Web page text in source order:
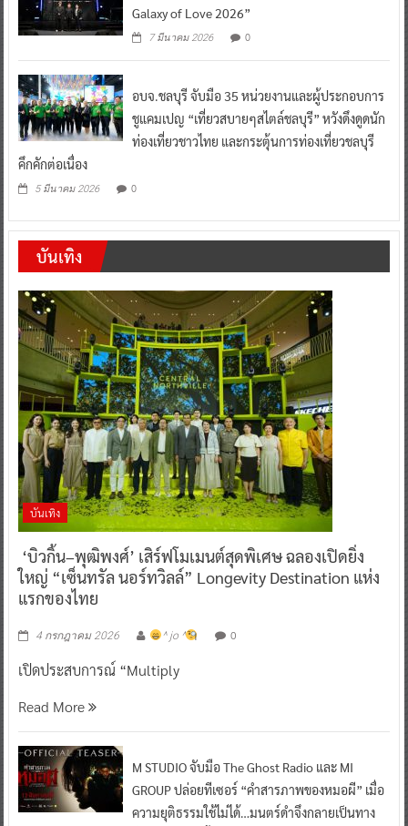
Galaxy of Love 2026”
7 มีนาคม 2026 0
อบจ.ชลบุรี จับมือ 35 หน่วยงานและผู้ประกอบการ
ชูแคมเปญ “เที่ยวสบายๆสไตล์ชลบุรี” หวังดึงดูดนัก
ท่องเที่ยวชาวไทย และกระตุ้นการท่องเที่ยวชลบุรี
คึกคักต่อเนื่อง
5 มีนาคม 2026 0
บันเทิง
บันเทิง
‘บิวกิ้น–พุฒิพงศ์’ เสิร์ฟโมเมนต์สุดพิเศษ ฉลองเปิดยิ่ง
ใหญ่ “เซ็นทรัล นอร์ทวิลล์” Longevity Destination แห่ง
แรกของไทย
4 กรกฎาคม 2026 ^ jo ^ 0
เปิดประสบการณ์ “Multiply
Read More
M STUDIO จับมือ The Ghost Radio และ MI
GROUP ปล่อยทีเซอร์ “คำสารภาพของหมอผี” เมื่อ
ความยุติธรรมใช้ไม่ได้…มนตร์ดำจึงกลายเป็นทาง